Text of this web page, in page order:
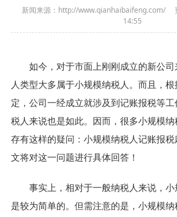
新闻来源：http://www.qianhaibaifeng.com/
14:55
如今，对于市面上刚刚成立的新公司
人类型大多属于小规模纳税人。而且，
定，公司一经成立就涉及到记账报税等
税人来说也是如此。因而，很多小规模
存有这样的疑问：小规模纳税人记账报
文将对这一问题进行具体回答！
事实上，相对于一般纳税人来说，小
是较为简单的。但需注意的是，小规模